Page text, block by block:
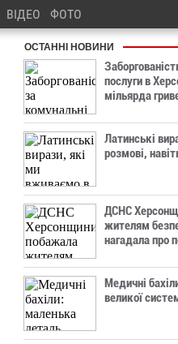
ВІДЕО ФОТО
ОСТАННІ НОВИНИ
послуги в
мільярда
Латинські
розмові,
ДСНС
жителям
нагадала про
Медичні
великої